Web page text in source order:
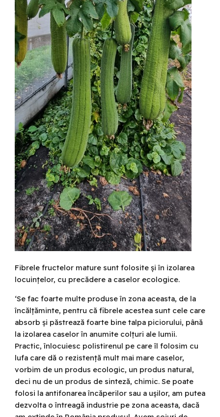
Fibrele fructelor mature sunt folosite și în izolarea
locuințelor, cu precădere a caselor ecologice.
‘Se fac foarte multe produse în zona aceasta, de la
încălțăminte, pentru că fibrele acestea sunt cele care
absorb și păstrează foarte bine talpa piciorului, până
la izolarea caselor în anumite colțuri ale lumii.
Practic, înlocuiesc polistirenul pe care îl folosim cu
lufa care dă o rezistență mult mai mare caselor,
vorbim de un produs ecologic, un produs natural,
deci nu de un produs de sinteză, chimic. Se poate
folosi la antifonarea încăperilor sau a ușilor, am putea
dezvolta o întreagă industrie pe zona aceasta, dacă